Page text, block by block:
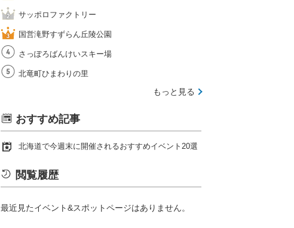
サッポロファクトリー
国営滝野すずらん丘陵公園
さっぽろばんけいスキー場
北竜町ひまわりの里
もっと見る
おすすめ記事
北海道で今週末に開催されるおすすめイベント20選
閲覧履歴
最近見たイベント&スポットページはありません。